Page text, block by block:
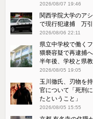
2026/08/07 19:46
関西学院大学のア
で現行犯逮捕 万引
2026/08/06 22:11
県立中学校で働く
猥褻容疑で再逮捕
半年後、学校と県
2026/08/05 19:05
玉川徹氏、刃物を
官について「死刑
たということ」
2026/08/05 15:55